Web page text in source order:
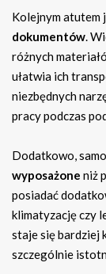
Kolejnym atutem
dokumentów.
różnych
ułatwia ich
niezbędnych
pracy podczas
Dodatkowo,
wyposażone niż
posiadać
klimatyzację czy
staje się bardziej
szczególnie